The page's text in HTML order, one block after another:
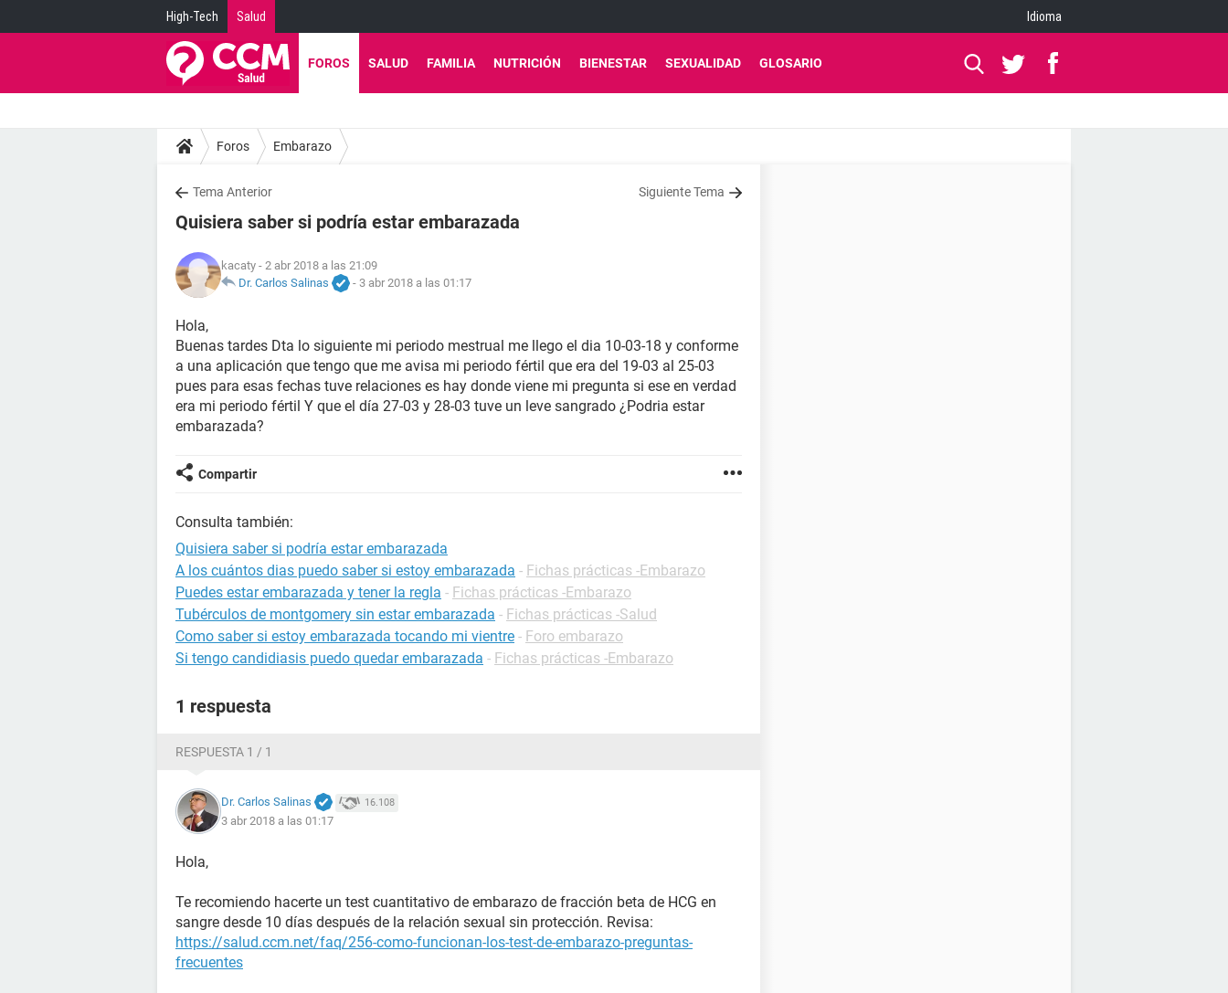
High-Tech Salud Idioma
FOROS SALUD FAMILIA NUTRICIÓN BIENESTAR SEXUALIDAD GLOSARIO
Foros Embarazo
Tema Anterior Siguiente Tema
Quisiera saber si podría estar embarazada
kacaty - 2 abr 2018 a las 21:09
Dr. Carlos Salinas
- 3 abr 2018 a las 01:17
Hola,
Buenas tardes Dta lo siguiente mi periodo mestrual me llego el dia 10-03-18 y conforme
a una aplicación que tengo que me avisa mi periodo fértil que era del 19-03 al 25-03
pues para esas fechas tuve relaciones es hay donde viene mi pregunta si ese en verdad
era mi periodo fértil Y que el día 27-03 y 28-03 tuve un leve sangrado ¿Podria estar
embarazada?
Compartir
Consulta también:
Quisiera saber si podría estar embarazada
A los cuántos dias puedo saber si estoy embarazada - Fichas prácticas -Embarazo
Puedes estar embarazada y tener la regla - Fichas prácticas -Embarazo
Tubérculos de montgomery sin estar embarazada - Fichas prácticas -Salud
Como saber si estoy embarazada tocando mi vientre - Foro embarazo
Si tengo candidiasis puedo quedar embarazada - Fichas prácticas -Embarazo
1 respuesta
RESPUESTA 1 / 1
Dr. Carlos Salinas 16.108
3 abr 2018 a las 01:17
Hola,
Te recomiendo hacerte un test cuantitativo de embarazo de fracción beta de HCG en
sangre desde 10 días después de la relación sexual sin protección. Revisa:
https://salud.ccm.net/faq/256-como-funcionan-los-test-de-embarazo-preguntas-
frecuentes